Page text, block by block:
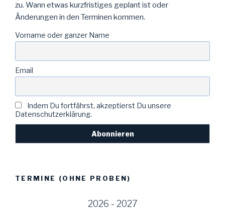
zu. Wann etwas kurzfristiges geplant ist oder
Änderungen in den Terminen kommen.
Vorname oder ganzer Name
Email
Indem Du fortfährst, akzeptierst Du unsere
Datenschutzerklärung.
TERMINE (OHNE PROBEN)
2026 - 2027